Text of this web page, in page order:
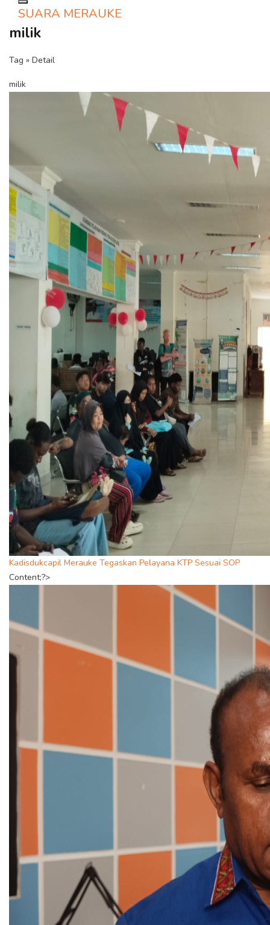
Toggle navigation
SUARA MERAUKE
milik
Tag » Detail
milik
Kadisdukcapil Merauke Tegaskan Pelayana KTP Sesuai SOP
Content;?>